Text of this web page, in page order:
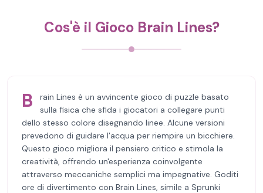
Cos'è il Gioco Brain Lines?
B
rain Lines è un avvincente gioco di puzzle basato
sulla fisica che sfida i giocatori a collegare punti
dello stesso colore disegnando linee. Alcune versioni
prevedono di guidare l'acqua per riempire un bicchiere.
Questo gioco migliora il pensiero critico e stimola la
creatività, offrendo un'esperienza coinvolgente
attraverso meccaniche semplici ma impegnative. Goditi
ore di divertimento con Brain Lines, simile a Sprunki